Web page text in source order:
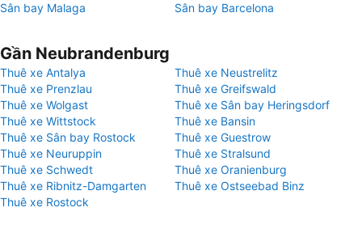
Sân bay Malaga
Sân bay Barcelona
Gần Neubrandenburg
Thuê xe Antalya
Thuê xe Neustrelitz
Thuê xe Prenzlau
Thuê xe Greifswald
Thuê xe Wolgast
Thuê xe Sân bay Heringsdorf
Thuê xe Wittstock
Thuê xe Bansin
Thuê xe Sân bay Rostock
Thuê xe Guestrow
Thuê xe Neuruppin
Thuê xe Stralsund
Thuê xe Schwedt
Thuê xe Oranienburg
Thuê xe Ribnitz-Damgarten
Thuê xe Ostseebad Binz
Thuê xe Rostock